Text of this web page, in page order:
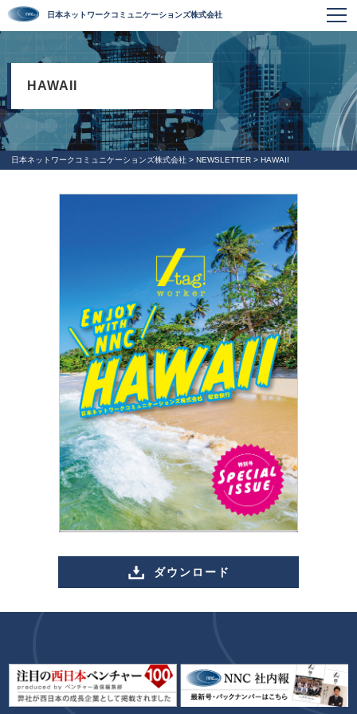
日本ネットワークコミュニケーションズ株式会社
HAWAII
日本ネットワークコミュニケーションズ株式会社> NEWSLETTER> HAWAII
ダウンロード